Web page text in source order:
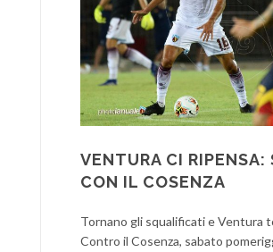
VENTURA CI RIPENSA:
CON IL COSENZA
Tornano gli squalificati e Ventura
Contro il Cosenza, sabato